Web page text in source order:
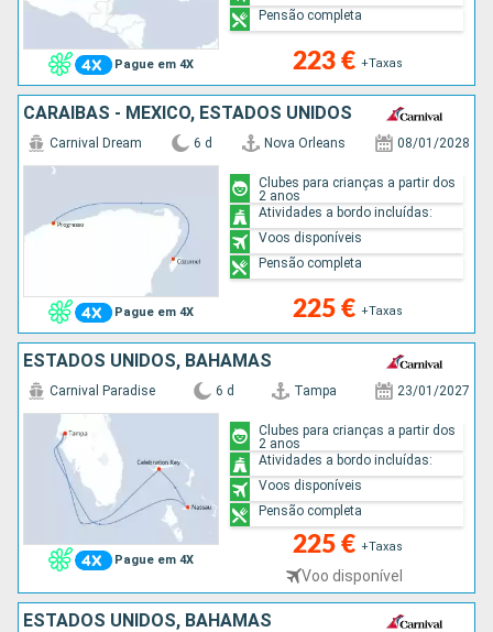
Pague em 4X 223 € +Taxas
Pensão completa
CARAIBAS - MEXICO, ESTADOS UNIDOS
Pague em 4X
Carnival Dream 6 d Nova Orleans 08/01/2028
225 € +Taxas
Clubes para crianças a partir dos
2 anos
Atividades a bordo incluídas:
Voos disponíveis
Pensão completa
ESTADOS UNIDOS, BAHAMAS
Pague em 4X
Carnival Paradise 6 d Tampa 23/01/2027
225 € +Taxas
Voo disponível
Clubes para crianças a partir dos
2 anos
Atividades a bordo incluídas:
Voos disponíveis
Pensão completa
ESTADOS UNIDOS, BAHAMAS